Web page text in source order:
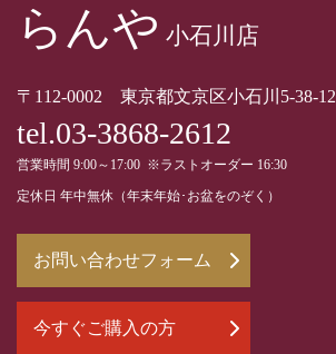
らんや 小石川店
〒112-0002 東京都文京区小石川5-38-12
tel.03-3868-2612
営業時間 9:00～17:00 ※ラストオーダー 16:30
定休日 年中無休（年末年始･お盆をのぞく）
お問い合わせフォーム
今すぐご購入の方